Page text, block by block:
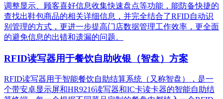
调整显示、顾客喜好信息收集快速盘点等功能，能防备快捷的
查找出鞋包商品的相关详细信息，并完全结合了RFID自动识
别管理的方式，更进一步提高门店数据管理工作效率，更全面
的避免信息的出错和遗漏的问题。
RFID读写器用于餐饮自助收银（智盘）方案
RFID读写器用于智能餐饮自助结算系统（又称智盘），是一
个带安卓显示屏和HR9216读写器和IC卡读卡器的智能自助结